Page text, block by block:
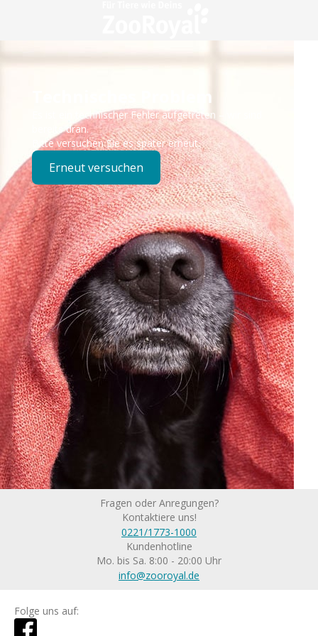
Technisches Problem
Es ist ein technischer Fehler aufgetreten – wir sind
bereits dran.
Bitte versuchen Sie es später erneut.
Erneut versuchen
Fragen oder Anregungen?
Kontaktiere uns!
0221/1773-1000
Kundenhotline
Mo. bis Sa. 8:00 - 20:00 Uhr
info@zooroyal.de
Folge uns auf: